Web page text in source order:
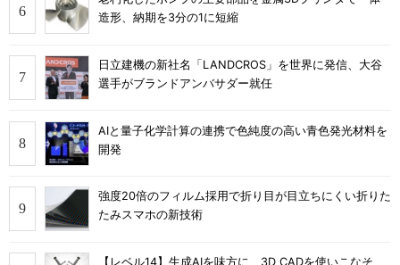
造形、納期を3分の1に短縮
日立建機の新社名「LANDCROS」を世界に発信、大谷
選手がブランドアンバサダー就任
AIと量子化学計算の連携で色純度の高い青色発光材料を
開発
強度20倍のフィルム採用で折り目が目立ちにくい折りた
たみスマホの新技術
【レベル14】生成AIを味方に、3D CADを使いこなそ